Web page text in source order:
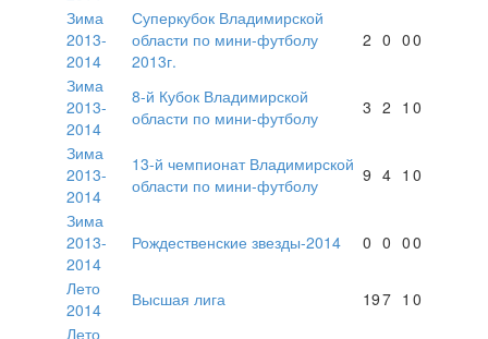
Зима
2013-
2014
Суперкубок Владимирской
области по мини-футболу
2013г.
2 0 00
Зима
2013-
2014
8-й Кубок Владимирской
области по мини-футболу
3 2 1 0
Зима
2013-
2014
13-й чемпионат Владимирской
области по мини-футболу
9 4 1 0
Зима
2013-
2014
Рождественские звезды-2014 0 0 00
Лето
2014
Высшая лига 197 1 0
Лето